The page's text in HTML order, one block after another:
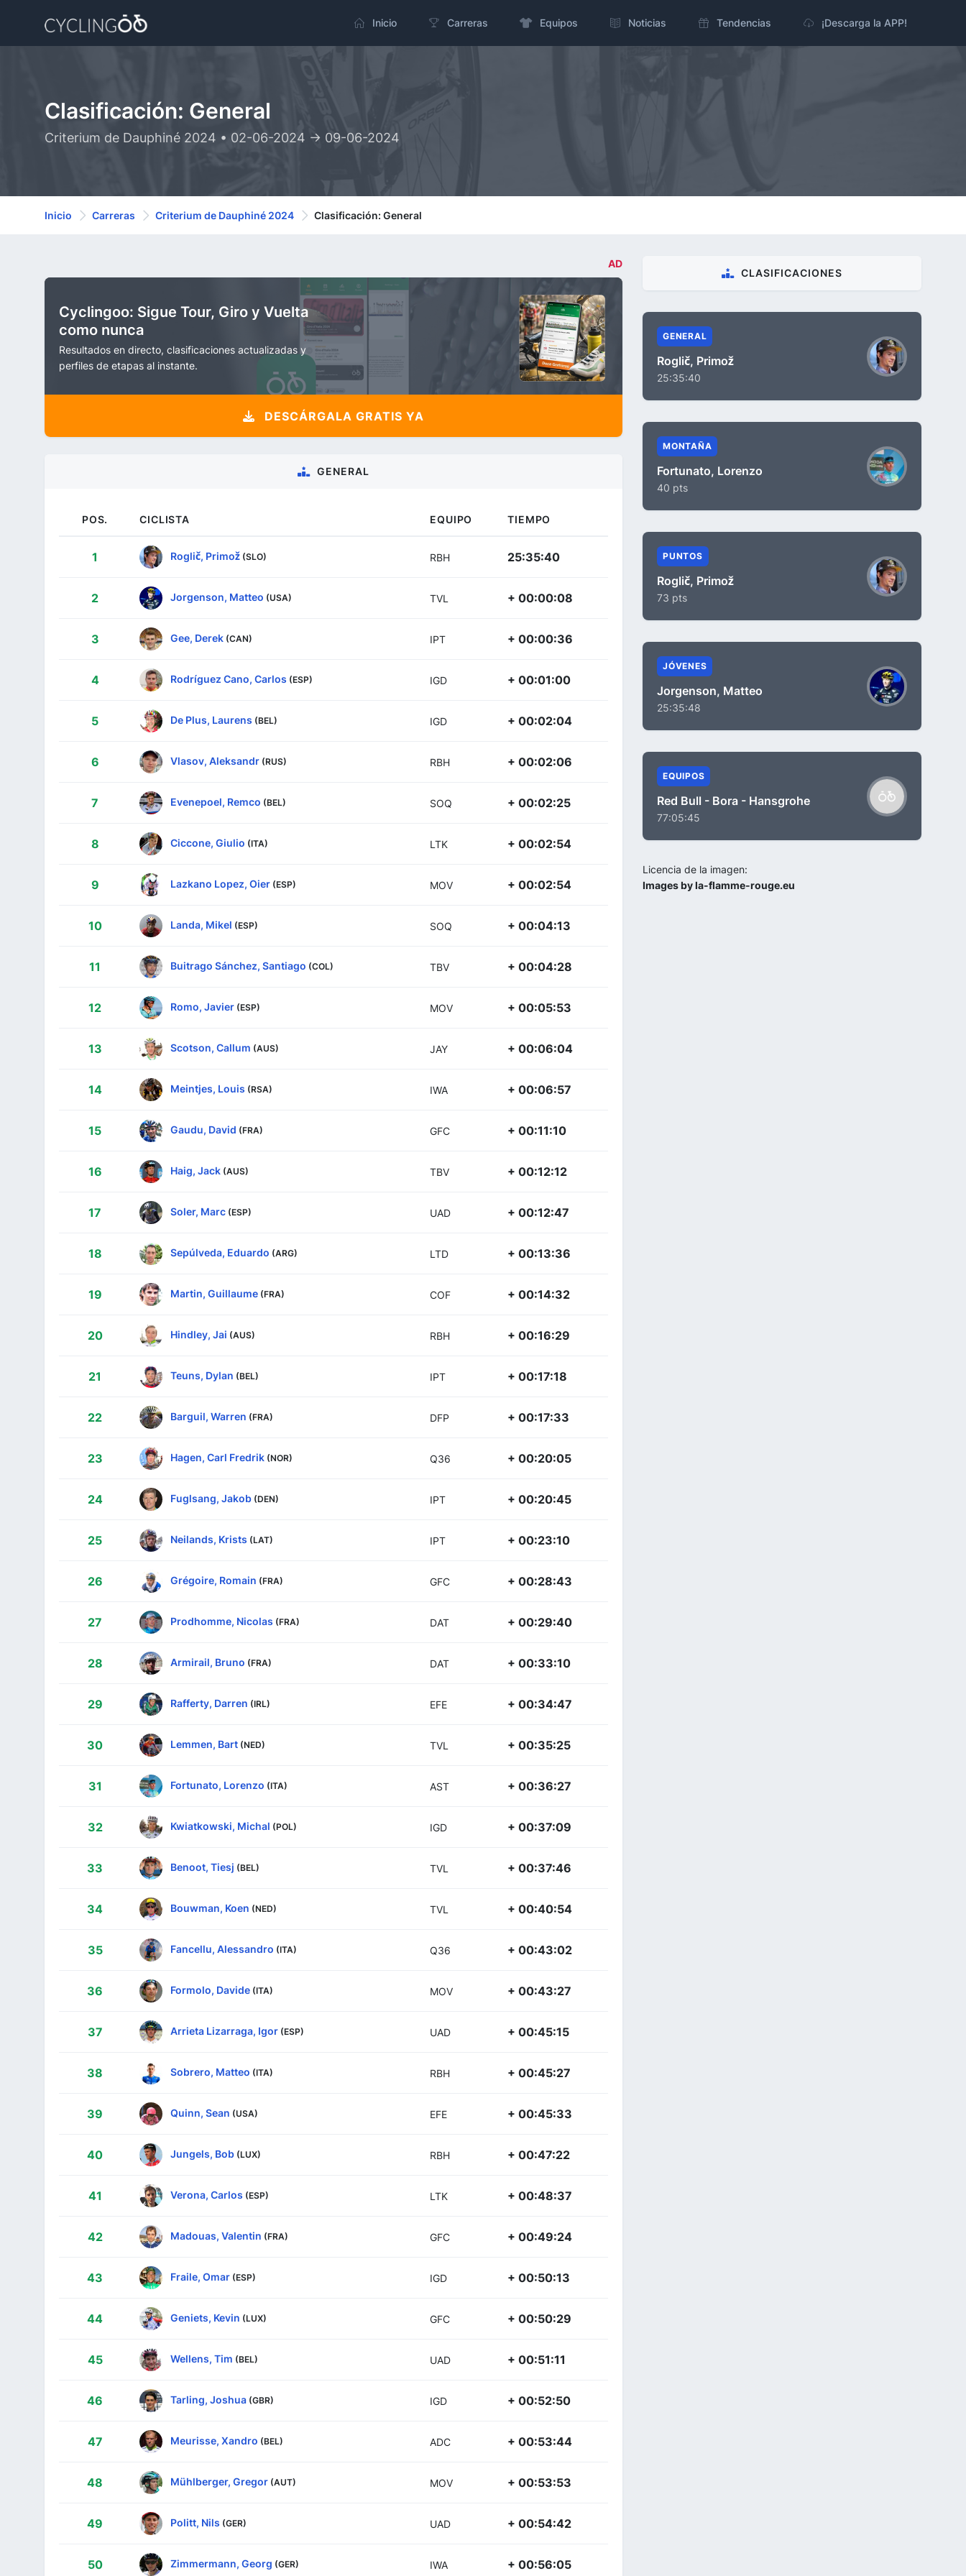
Inicio Carreras Equipos Noticias Tendencias ¡Descarga la APP!
Clasificación: General
Criterium de Dauphiné 2024 • 02-06-2024 -> 09-06-2024
Inicio Carreras Criterium de Dauphiné 2024 Clasificación: General
AD
Cyclingoo: Sigue Tour, Giro y Vuelta
como nunca
Resultados en directo, clasificaciones actualizadas y
perfiles de etapas al instante.
DESCÁRGALA GRATIS YA
GENERAL
POS. CICLISTA EQUIPO TIEMPO
1 Roglič, Primož (SLO) RBH 25:35:40
2 Jorgenson, Matteo (USA) TVL + 00:00:08
3 Gee, Derek (CAN) IPT + 00:00:36
4 Rodríguez Cano, Carlos (ESP) IGD + 00:01:00
5 De Plus, Laurens (BEL) IGD + 00:02:04
6 Vlasov, Aleksandr (RUS) RBH + 00:02:06
7 Evenepoel, Remco (BEL) SOQ + 00:02:25
8 Ciccone, Giulio (ITA) LTK + 00:02:54
9 Lazkano Lopez, Oier (ESP) MOV + 00:02:54
10 Landa, Mikel (ESP) SOQ + 00:04:13
11 Buitrago Sánchez, Santiago (COL) TBV + 00:04:28
12 Romo, Javier (ESP) MOV + 00:05:53
13 Scotson, Callum (AUS) JAY + 00:06:04
14 Meintjes, Louis (RSA) IWA + 00:06:57
15 Gaudu, David (FRA) GFC + 00:11:10
16 Haig, Jack (AUS) TBV + 00:12:12
17 Soler, Marc (ESP) UAD + 00:12:47
18 Sepúlveda, Eduardo (ARG) LTD + 00:13:36
19 Martin, Guillaume (FRA) COF + 00:14:32
20 Hindley, Jai (AUS) RBH + 00:16:29
21 Teuns, Dylan (BEL) IPT + 00:17:18
22 Barguil, Warren (FRA) DFP + 00:17:33
23 Hagen, Carl Fredrik (NOR) Q36 + 00:20:05
24 Fuglsang, Jakob (DEN) IPT + 00:20:45
25 Neilands, Krists (LAT) IPT + 00:23:10
26 Grégoire, Romain (FRA) GFC + 00:28:43
27 Prodhomme, Nicolas (FRA) DAT + 00:29:40
28 Armirail, Bruno (FRA) DAT + 00:33:10
29 Rafferty, Darren (IRL) EFE + 00:34:47
30 Lemmen, Bart (NED) TVL + 00:35:25
31 Fortunato, Lorenzo (ITA) AST + 00:36:27
32 Kwiatkowski, Michal (POL) IGD + 00:37:09
33 Benoot, Tiesj (BEL) TVL + 00:37:46
34 Bouwman, Koen (NED) TVL + 00:40:54
35 Fancellu, Alessandro (ITA) Q36 + 00:43:02
36 Formolo, Davide (ITA) MOV + 00:43:27
37 Arrieta Lizarraga, Igor (ESP) UAD + 00:45:15
38 Sobrero, Matteo (ITA) RBH + 00:45:27
39 Quinn, Sean (USA) EFE + 00:45:33
40 Jungels, Bob (LUX) RBH + 00:47:22
41 Verona, Carlos (ESP) LTK + 00:48:37
42 Madouas, Valentin (FRA) GFC + 00:49:24
43 Fraile, Omar (ESP) IGD + 00:50:13
44 Geniets, Kevin (LUX) GFC + 00:50:29
45 Wellens, Tim (BEL) UAD + 00:51:11
46 Tarling, Joshua (GBR) IGD + 00:52:50
47 Meurisse, Xandro (BEL) ADC + 00:53:44
48 Mühlberger, Gregor (AUT) MOV + 00:53:53
49 Politt, Nils (GER) UAD + 00:54:42
50 Zimmermann, Georg (GER) IWA + 00:56:05
CLASIFICACIONES
GENERAL
Roglič, Primož
25:35:40
MONTAÑA
Fortunato, Lorenzo
40 pts
PUNTOS
Roglič, Primož
73 pts
JÓVENES
Jorgenson, Matteo
25:35:48
EQUIPOS
Red Bull - Bora - Hansgrohe
77:05:45
Licencia de la imagen:
Images by la-flamme-rouge.eu